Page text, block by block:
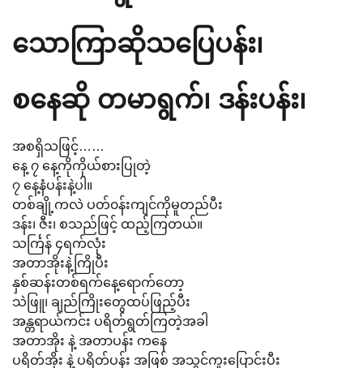
သောကြာဆိုသပြေပန်း၊
စနေဆို တမာရွက်၊ ဒန်းပန်း၊
အစရှိသဖြင့်……
နေ့ ၇ နေ့ကိုကိုယ်စားပြုတဲ့
၇ နေ့နံပန်းနဲ့ပါ။
တစ်ချို့ကလဲ ပတ်၀န်းကျင်ကိုမူတည်ပီး
ဒန်း၊ ဇီး၊ စသည်ဖြင့် ထည့်ကြတယ်။
သင်္ကြန် ၄ရက်လုံး
အတာအိုးနဲ့ကြိုပီး
နှစ်ဆန်းတစ်ရက်နေ့ရောက်တော့
သဲဖြူ၊ ချည်ကြိုးတွေထပ်ဖြည့်ပီး
အန္တရာယ်ကင်း ပရိတ်ရွတ်ကြတဲ့အခါ
အတာအိုး နဲ့ အတာပန်း ကနေ
ပရိတ်အိုး နဲ့ ပရိတ်ပန်း အဖြစ် အသွင်ကူးပြောင်းပီး